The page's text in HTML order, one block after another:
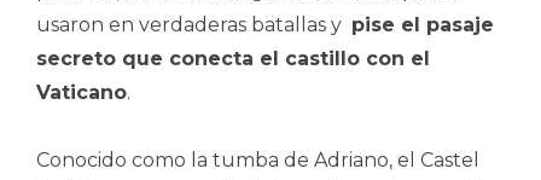
usaron en verdaderas batallas y pise el pasaje
secreto que conecta el castillo con el
Vaticano.
Conocido como la tumba de Adriano, el Castel